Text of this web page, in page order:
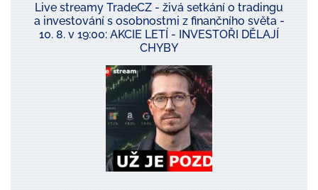
Live streamy TradeCZ - živá setkání o tradingu
a investování s osobnostmi z finančního světa -
10. 8. v 19:00: AKCIE LETÍ - INVESTOŘI DĚLAJÍ
CHYBY